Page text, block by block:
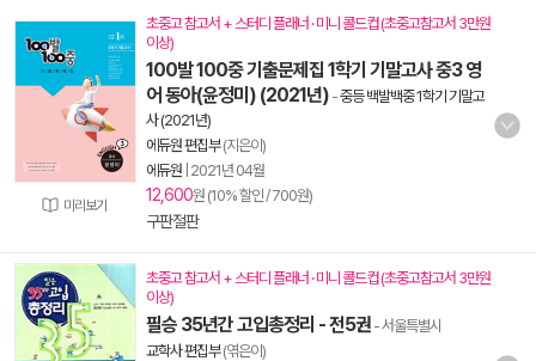
미리보기
초중고 참고서 + 스터디 플래너 · 미니 콜드컵 (초중고참고서 3만원
이상)
100발 100중 기출문제집 1학기 기말고사 중3 영
어 동아(윤정미) (2021년) -중등 백발백중 1학기 기말고
사 (2021년)
에듀원 편집부(지은이)
에듀원 2021년 04월
12,600원 (10% 할인 / 700원)
구판절판
초중고 참고서 + 스터디 플래너 · 미니 콜드컵 (초중고참고서 3만원
이상)
필승 35년간 고입총정리 - 전5권 - 서울특별시
교학사 편집부(엮은이)